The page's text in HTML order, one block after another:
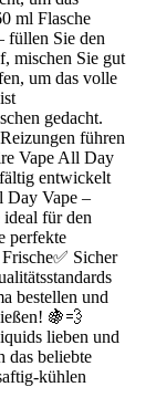
ml Flasche
füllen Sie den
mischen Sie gut
um das volle
gedacht.
führen
Vape All Day
entwickelt
Day Vape –
ideal für den
perfekte
Sicher
bestellen und
🍇💨
lieben und
das beliebte
kühlen